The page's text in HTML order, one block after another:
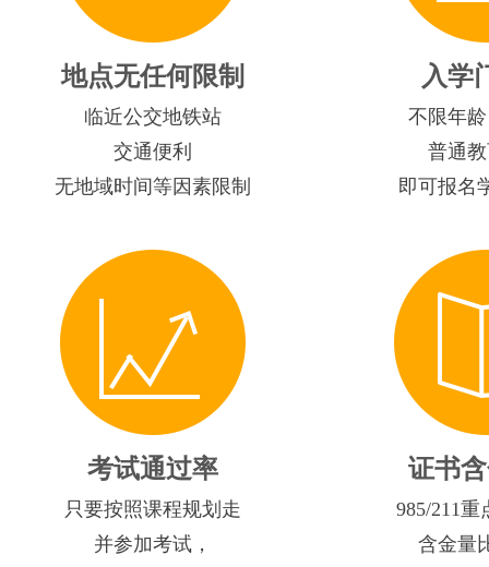
地点无任何限制
临近公交地铁站
交通便利
无地域时间等因素限制
入学
不限年
普通
即可报名
考试通过率
只要按照课程规划走
并参加考试，
证书
985/211重
含金量